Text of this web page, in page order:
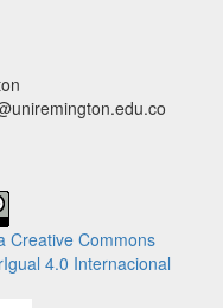
Creative Commons
4.0 Internacional